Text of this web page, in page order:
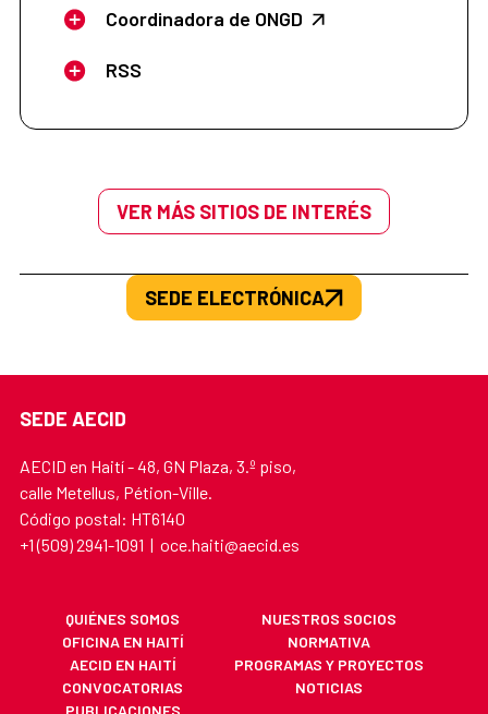
Coordinadora de ONGD
RSS
VER MÁS SITIOS DE INTERÉS
SEDE ELECTRÓNICA
SEDE AECID
AECID en Haití - 48, GN Plaza, 3.º piso,
calle Metellus, Pétion-Ville.
Código postal: HT6140
+1 (509) 2941-1091 | oce.haiti@aecid.es
QUIÉNES SOMOS
NUESTROS SOCIOS
OFICINA EN HAITÍ
NORMATIVA
AECID EN HAITÍ
PROGRAMAS Y PROYECTOS
CONVOCATORIAS
NOTICIAS